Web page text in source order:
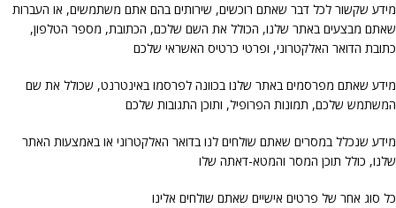
מידע שקשור לכל דבר שאתם רוכשים, שירותים בהם אתם משתמשים, או העברות
שאתם מבצעים באתר שלנו, הכולל את השם שלכם, הכתובת, מספר הטלפון,
כתובת הדואר האלקטרוני, ופרטי כרטיס האשראי שלכם
מידע שאתם מפרסמים באתר שלנו בכוונה לפרסמו באינטרנט, שכולל את שם
המשתמש שלכם, תמונות הפרופיל, ותוכן התגובות שלכם
מידע שנכלל במסרים שאתם שולחים לנו בדואר האלקטרוני או באמצעות האתר
שלנו, כולל תוכן המסר והמטא-דאתה שלו
כל סוג אחר של פרטים אישיים שאתם שולחים אלינו